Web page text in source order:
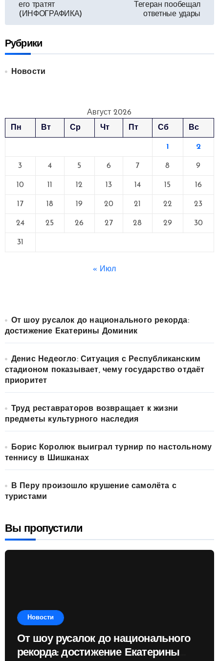
записям
его тратят
(ИНФОГРАФИКА)
Тегеран пообещал
ответные удары
Рубрики
Новости
Август 2026
Пн
Вт Ср Чт Пт Сб Вс
1 2
3 4 5 6 7 8 9
10 11 12 13 14 15 16
17 18 19 20 21 22 23
24 25 26 27 28 29 30
31
« Июл
От шоу русалок до национального рекорда:
достижение Екатерины Доминик
Денис Недеогло: Ситуация с Республиканским
стадионом показывает, чему государство отдаёт
приоритет
Труд реставраторов возвращает к жизни
предметы культурного наследия
Борис Королюк выиграл турнир по настольному
теннису в Шишканах
В Перу произошло крушение самолёта с
туристами
Вы пропустили
Новости
От шоу русалок до национального
рекорда: достижение Екатерины